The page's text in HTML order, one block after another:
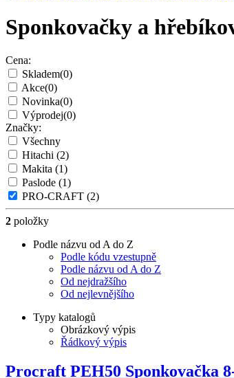
Sponkovačky a
Cena:
Skladem(0)
Akce(0)
Novinka(0)
Výprodej(0)
Značky:
Všechny
Hitachi (2)
Makita (1)
Paslode (1)
PRO-CRAFT (2)
2 položky
Podle názvu od A do Z
Podle kódu vzestupně
Podle názvu od A do Z
Od nejdražšího
Od nejlevnějšího
Typy katalogů
Obrázkový výpis
Řádkový výpis
Procraft PEH50 Sponkovačka